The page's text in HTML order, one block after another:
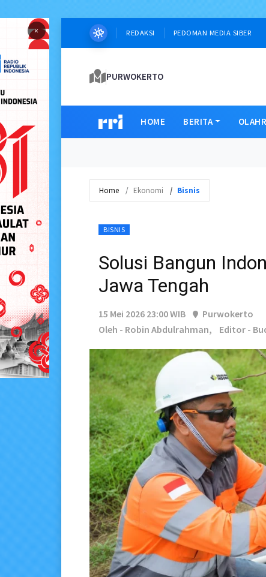
× REDAKSI PEDOMAN MEDIA SIBER
PURWOKERTO
HOME BERITA
Home Ekonomi Bisnis
BISNIS
Solusi Bangun
Jawa Tengah
15 Mei 2026 23:00 WIB
Purwokerto
Oleh - Robin Abdulrahman,
Editor -